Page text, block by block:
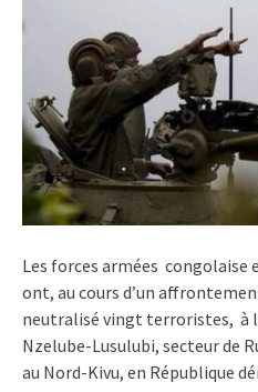
Les forces armées congolaise
ont, au cours d’un
neutralisé vingt terroristes, à
Nzelube-Lusulubi, secteur de
au Nord-Kivu, en République